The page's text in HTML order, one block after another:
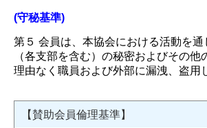
(守秘基準)
第５ 会員は、本協会における活動を
（各支部を含む）の秘密およびその他
理由なく職員および外部に漏洩、盗用
【賛助会員倫理基準】